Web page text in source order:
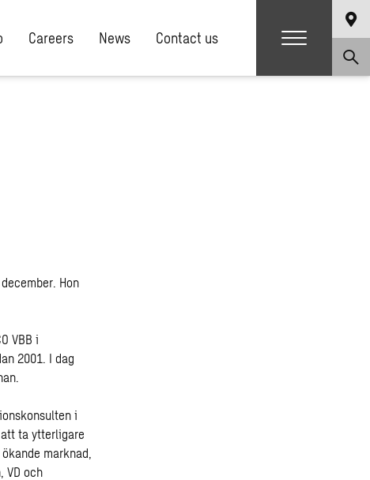
Careers News Contact us
Hon
VBB i
2001. I dag
i
ta ytterligare
marknad,
VD och